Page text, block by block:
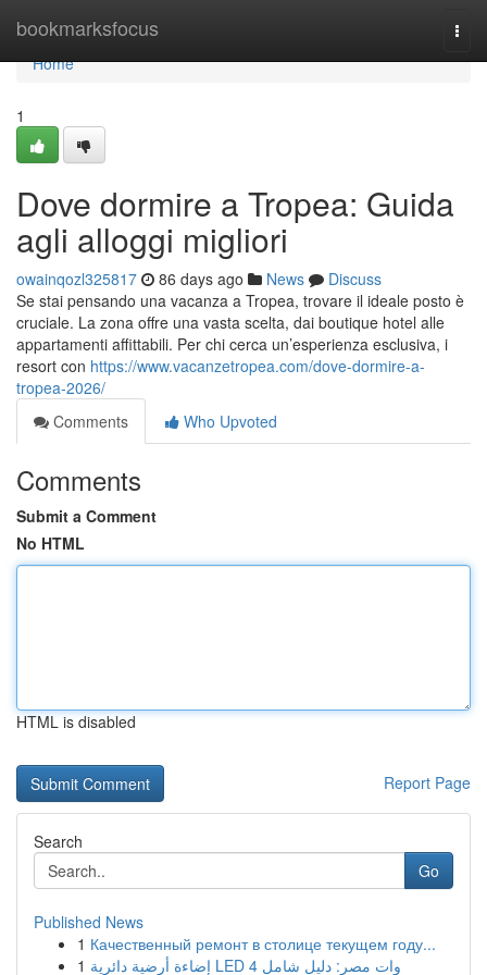
bookmarksfocus
Home
Home
1
Dove dormire a Tropea: Guida
agli alloggi migliori
owainqozl325817 86 days ago News
Discuss
Se stai pensando una vacanza a Tropea, trovare il ideale posto è
cruciale. La zona offre una vasta scelta, dai boutique hotel alle
appartamenti affittabili. Per chi cerca un’esperienza esclusiva, i
resort con https://www.vacanzetropea.com/dove-dormire-a-
tropea-2026/
Comments
Who Upvoted
Comments
Submit a Comment
No HTML
HTML is disabled
Report Page
Search
Go
Published News
1 Качественный ремонт в столице текущем году...
1
إضاءة أرضية دائرية LED 4 وات مصر: دليل شامل